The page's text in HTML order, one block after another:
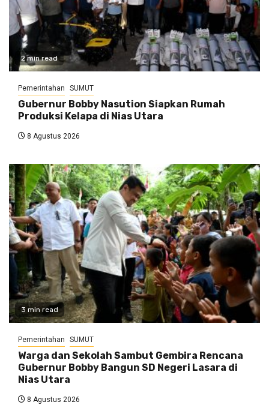
2 min read
Pemerintahan SUMUT
Gubernur Bobby Nasution Siapkan Rumah
Produksi Kelapa di Nias Utara
8 Agustus 2026
3 min read
Pemerintahan SUMUT
Warga dan Sekolah Sambut Gembira Rencana
Gubernur Bobby Bangun SD Negeri Lasara di
Nias Utara
8 Agustus 2026